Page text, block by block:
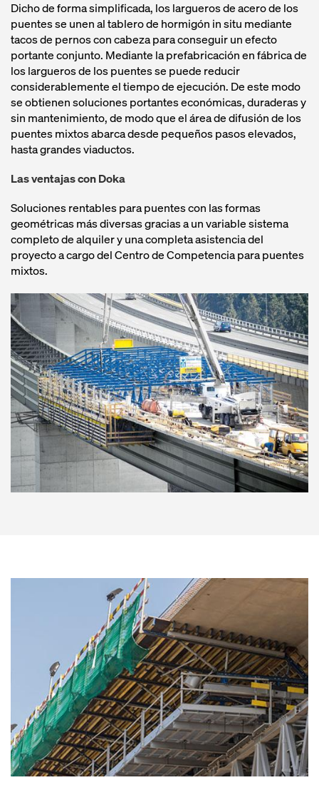
Dicho de forma simplificada, los largueros de acero de los
puentes se unen al tablero de hormigón in situ mediante
tacos de pernos con cabeza para conseguir un efecto
portante conjunto. Mediante la prefabricación en fábrica de
los largueros de los puentes se puede reducir
considerablemente el tiempo de ejecución. De este modo
se obtienen soluciones portantes económicas, duraderas y
sin mantenimiento, de modo que el área de difusión de los
puentes mixtos abarca desde pequeños pasos elevados,
hasta grandes viaductos.
Las ventajas con Doka
Soluciones rentables para puentes con las formas
geométricas más diversas gracias a un variable sistema
completo de alquiler y una completa asistencia del
proyecto a cargo del Centro de Competencia para puentes
mixtos.